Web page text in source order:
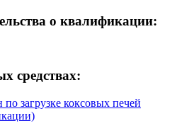
о квалификации:
средствах:
загрузке коксовых печей